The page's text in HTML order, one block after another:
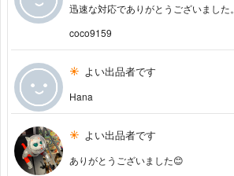
迅速な対応でありがとうございました。
coco9159
よい出品者です
Hana
よい出品者です
ありがとうございました😊